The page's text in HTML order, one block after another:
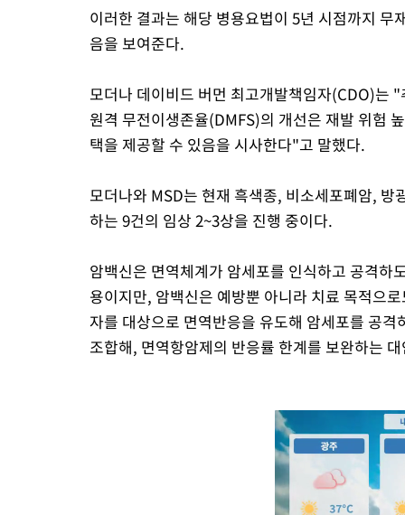
이러한 결과는 해당 병용요법이 5년 시점까지
음을 보여준다.
모더나 데이비드 버먼 최고개발책임자(CDO)는
원격 무전이생존율(DMFS)의 개선은 재발 위험
택을 제공할 수 있음을 시사한다"고 말했다.
모더나와 MSD는 현재 흑색종, 비소세포폐암,
하는 9건의 임상 2~3상을 진행 중이다.
암백신은 면역체계가 암세포를 인식하고 공격하
용이지만, 암백신은 예방뿐 아니라 치료 목적으
자를 대상으로 면역반응을 유도해 암세포를 공
조합해, 면역항암제의 반응률 한계를 보완하는